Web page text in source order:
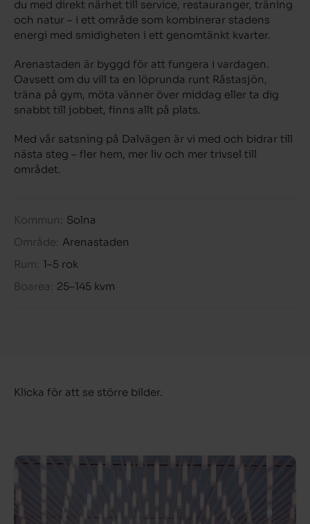
du med direkt närhet till service, restauranger, träning
och natur – i ett område som kombinerar stadens
energi med smidigheten i ett genomtänkt kvarter.
Arenastaden är byggd för att fungera i vardagen.
Oavsett om du vill ta en löprunda runt Råstasjön,
träna på gym, möta vänner över middag eller ta dig
snabbt till jobbet, finns allt på plats.
Med vår satsning på Dalvägen är vi med och bidrar till
nästa steg – fler hem, mer liv och mer trivsel till
området.
Kommun: Solna
Område: Arenastaden
Rum: 1–5 rok
Boarea: 25–145 kvm
Klicka för att se större bilder.